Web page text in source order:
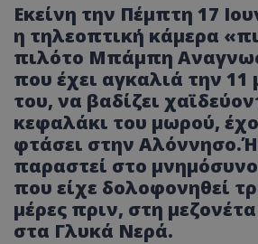
Εκείνη την Πέμπτη 17
η τηλεοπτική κάμερα
πιλότο Μπάμπη
που έχει αγκαλιά την
του, να βαδίζει
κεφαλάκι του μωρού,
φτάσει στην
παραστεί στο
που είχε δολοφονηθεί
μέρες πριν, στη
στα Γλυκά Νερά.